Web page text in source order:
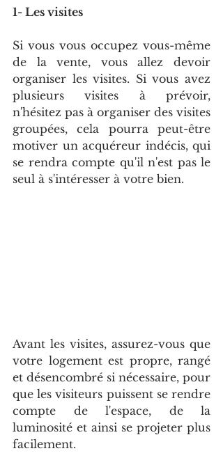
1- Les visites
Si vous vous occupez vous-même
de la vente, vous allez devoir
organiser les visites. Si vous avez
plusieurs visites à prévoir,
n'hésitez pas à organiser des visites
groupées, cela pourra peut-être
motiver un acquéreur indécis, qui
se rendra compte qu'il n'est pas le
seul à s'intéresser à votre bien.
Avant les visites, assurez-vous que
votre logement est propre, rangé
et désencombré si nécessaire, pour
que les visiteurs puissent se rendre
compte de l'espace, de la
luminosité et ainsi se projeter plus
facilement.